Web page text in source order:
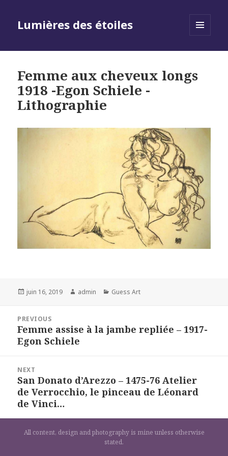
Lumières des étoiles
Femme aux cheveux longs
1918 -Egon Schiele -
Lithographie
Posted
juin 16, 2019 Author
admin Categories
Guess Art
l’article
PREVIOUS
Previous
post:
Femme assise à la jambe repliée – 1917-
Egon Schiele
NEXT
Next
post:
San Donato d’Arezzo – 1475-76 Atelier
de Verrocchio, le pinceau de Léonard
de Vinci…
All content, design and photography is mine unless otherwise
stated.